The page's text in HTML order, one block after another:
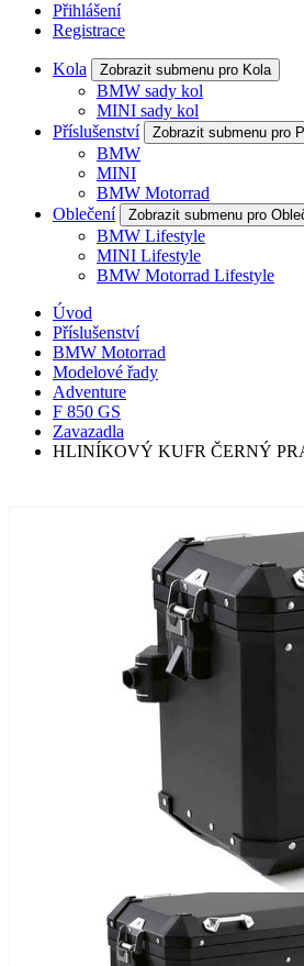
Přihlášení
Registrace
Kola Zobrazit submenu pro Kola
BMW sady kol
MINI sady kol
Příslušenství
Zobrazit submenu pro
BMW
MINI
BMW Motorrad
Oblečení
Zobrazit submenu pro
BMW Lifestyle
MINI Lifestyle
BMW Motorrad Lifestyle
Úvod
Příslušenství
BMW Motorrad
Modelové řady
Adventure
F 850 GS
Zavazadla
HLINÍKOVÝ KUFR ČERNÝ